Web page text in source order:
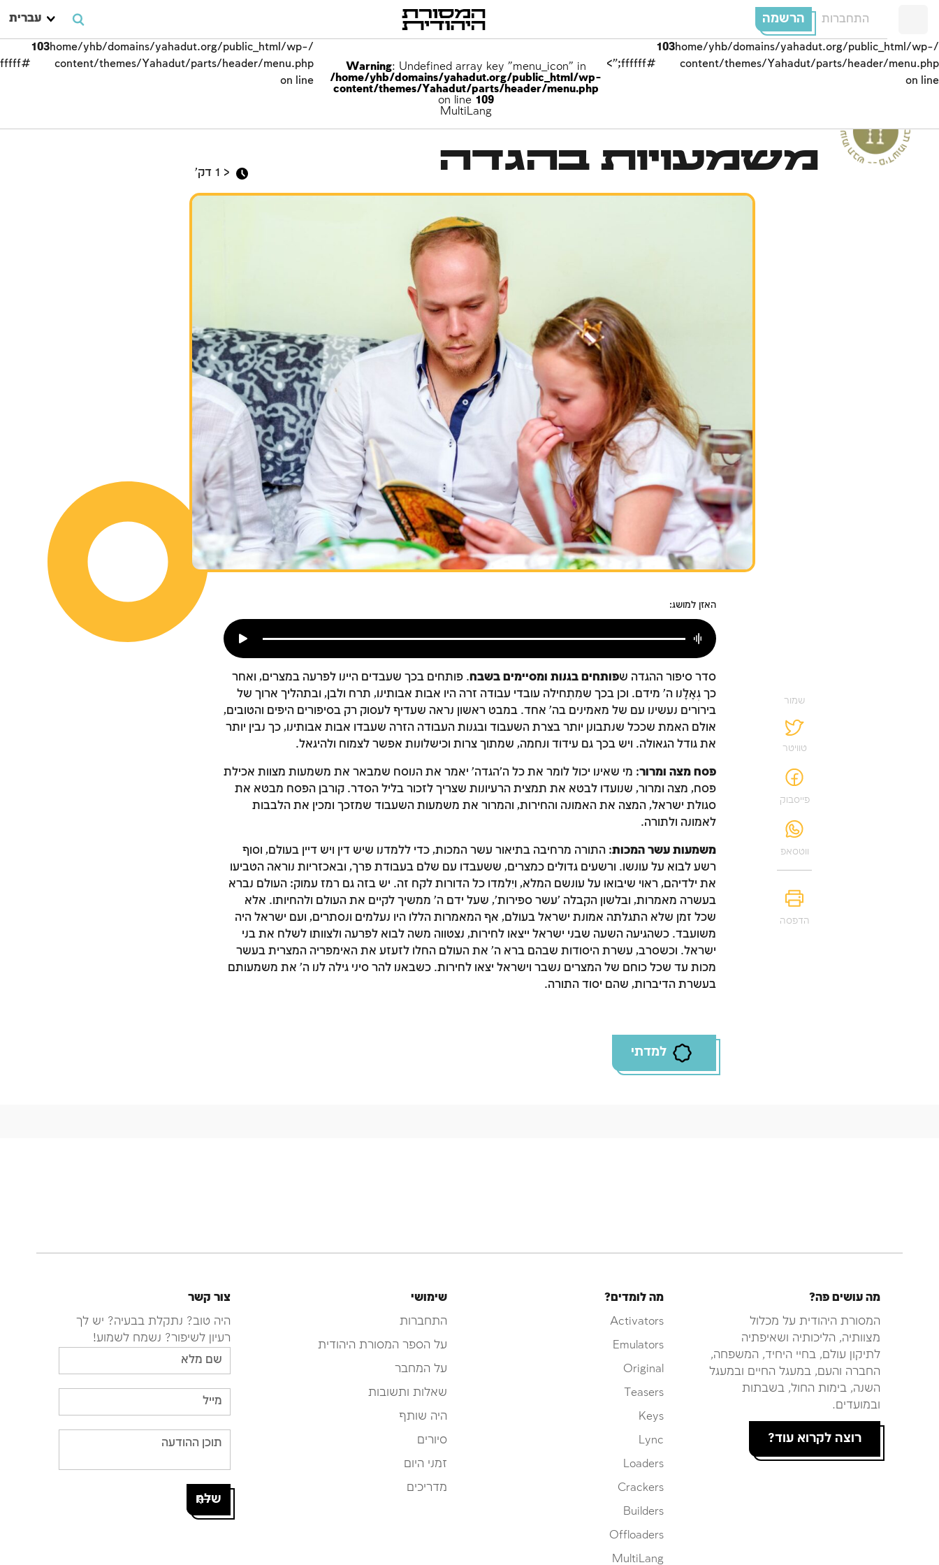
עברית הרשמה התחברות
/home/yhb/domains/yahadut.org/public_html/wp-
content/themes/Yahadut/parts/header/menu.php
on line
103
#ffffff;">
Warning: Undefined array key "menu_icon" in
/home/yhb/domains/yahadut.org/public_html/wp-
content/themes/Yahadut/parts/header/menu.php
on line 109
MultiLang
/home/yhb/domains/yahadut.org/public_html/wp-
content/themes/Yahadut/parts/header/menu.php
on line
103
#ffffff;">
--
ש
ב
ת
ו
מ
ו
ע
ד
י
ם
-
ש
בת ומוע
ד
י
ם
-
ש
ב
ת
ומ
וע
ד
ים משמעויות בהגדה < 1 דק'
האזן למושג:
שמור
טוויטר
פייסבוק
ווטסאפ
הדפסה
סדר סיפור ההגדה שפותחים בגנות ומסיימים בשבח. פותחים בכך שעבדים היינו לפרעה במצרים, ואחר
כך גְּאָלָנוּ ה' מידם. וכן בכך שמִתְחילה עובדי עבודה זרה היו אבות אבותינו, תרח ולבן, ובתהליך ארוך של
בירורים נעשינו עם של מאמינים בה' אחד. במבט ראשון נראה שעדיף לעסוק רק בסיפורים היפים והטובים,
אולם האמת שככל שנתבונן יותר בצרת השעבוד ובגנות העבודה הזרה שעבדו אבות אבותינו, כך נבין יותר
את גודל הגאולה. ויש בכך גם עידוד ונחמה, שמתוך צרות וכישלונות אפשר לצמוח ולהיגאל.
פסח מצה ומרור: מי שאינו יכול לומר את כל ה'הגדה' יאמר את הנוסח שמבאר את משמעות מצוות אכילת
פסח, מצה ומרור, שנועדו לבטא את תמצית הרעיונות שצריך לזכור בליל הסדר. קורבן הפסח מבטא את
סגולת ישראל, המצה את האמונה והחירות, והמרור את משמעות השעבוד שמזכך ומכין את הלבבות
לאמונה ולתורה.
משמעות עשר המכות: התורה מרחיבה בתיאור עשר המכות, כדי ללמדנו שיש דין ויש דיין בעולם, וסוף
רשע לבוא על עונשו. ורשעים גדולים כמצרים, ששעבדו עם שלם בעבודת פרך, ובאכזריות נוראה הטביעו
את ילדיהם, ראוי שיבואו על עונשם המלא, ויִלמדו כל הדורות לקח זה. יש בזה גם רמז עמוק: העולם נברא
בעשרה מאמרות, ובלשון הקבלה 'עשר ספירות', שעל ידם ה' ממשיך לקיים את העולם ולהחיותו. אלא
שכל זמן שלא התגלתה אמונת ישראל בעולם, אף המאמרות הללו היו נעלמים ונסתרים, ועם ישראל היה
משועבד. כשהגיעה השעה שבני ישראל ייצאו לחירות, נצטווה משה לבוא לפרעה ולצוותו לשלח את בני
ישראל. וכשסרב, עשרת היסודות שבהם ברא ה' את העולם החלו לזעזע את האימפריה המצרית בעשר
מכות עד שכל כוחם של המצרים נשבר וישראל יצאו לחירות. כשבאנו להר סיני גילה לנו ה' את משמעותם
בעשרת הדיברות, שהם יסוד התורה.
למדתי
זמן להתחבר לחשבון שלך
לסימון המושג כנלמד, יש להתחבר לחשבון או להירשם
הרשמה התחברות
צור קשר
היה טוב? נתקלת בבעיה? יש לך
רעיון לשיפור? נשמח לשמוע!
שימושי
התחברות
על הספר המסורת היהודית
על המחבר
שאלות ותשובות
היה שותף
סיורים
זמני היום
מדריכים
מה לומדים?
Activators
Emulators
Original
Teasers
Keys
Lync
Loaders
Crackers
Builders
Offloaders
MultiLang
מה עושים פה?
המסורת היהודית על מכלול
מצוותיה, הליכותיה ושאיפתיה
לתיקון עולם, בחיי היחיד, המשפחה,
החברה והעם, במעגל החיים ובמעגל
השנה, בימות החול, בשבתות
ובמועדים.
רוצה לקרוא עוד?